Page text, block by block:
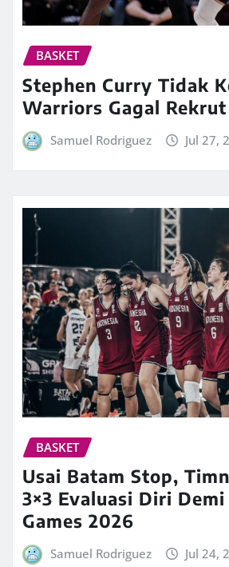
BASKET
Stephen Curry Tidak
Warriors Gagal
Samuel Rodriguez Jul 27,
BASKET
Usai Batam Stop,
3×3 Evaluasi Diri
Games 2026
Samuel Rodriguez Jul 24,